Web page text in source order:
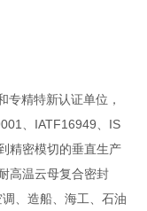
精特新认证单位，
、IATF16949、IS
精密模切的垂直生产
高温云母复合密封
、造船、海工、石油